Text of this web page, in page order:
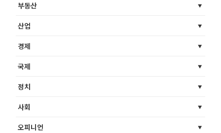
부동산
산업
경제
국제
정치
사회
오피니언